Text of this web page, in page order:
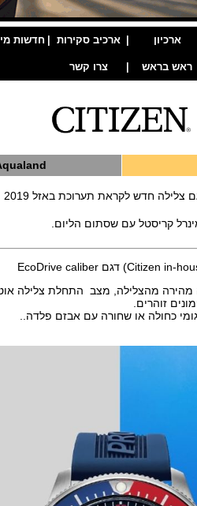
ארכיון ארכיב סקירות חדשות
ראש בראש צרו קשר
צלילה חדש לקראת תערוכת באזל 2019
מהירה מהצלילה, מצב התחלת צלילה
זוהרים.
כחולה או שחורה עם אבזם פלדה..